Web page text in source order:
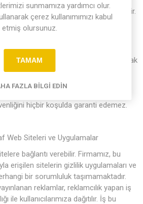
olarak kullanılan şifreleme teknolojisidir.
herhangi bir siparişinizle ilgili olarak
asla kredi kartı numaranızı veya
E-postalarda yer alan bilgiler üçüncü
hiçbir koşulda garanti edemez.
Web Siteleri ve Uygulamalar
bağlantı verebilir. Firmamız, bu
erişilen sitelerin gizlilik uygulamaları ve
bir sorumluluk taşımamaktadır.
reklamlar, reklamcılık yapan iş
ile kullanıcılarımıza dağıtılır. İş bu
sunmamıza yardımcı olur.
çerez kullanımımızı kabul
etmiş olursunuz.
TAMAM
FAZLA BILGI EDIN